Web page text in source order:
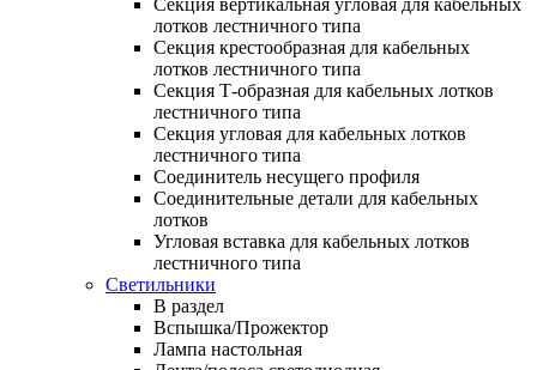
лотков лестничного типа
Секция крестообразная для кабельных
лотков лестничного типа
Секция Т-образная для кабельных лотков
лестничного типа
Секция угловая для кабельных лотков
лестничного типа
Соединитель несущего профиля
Соединительные детали для кабельных
лотков
Угловая вставка для кабельных лотков
лестничного типа
Светильники
В раздел
Вспышка/Прожектор
Лампа настольная